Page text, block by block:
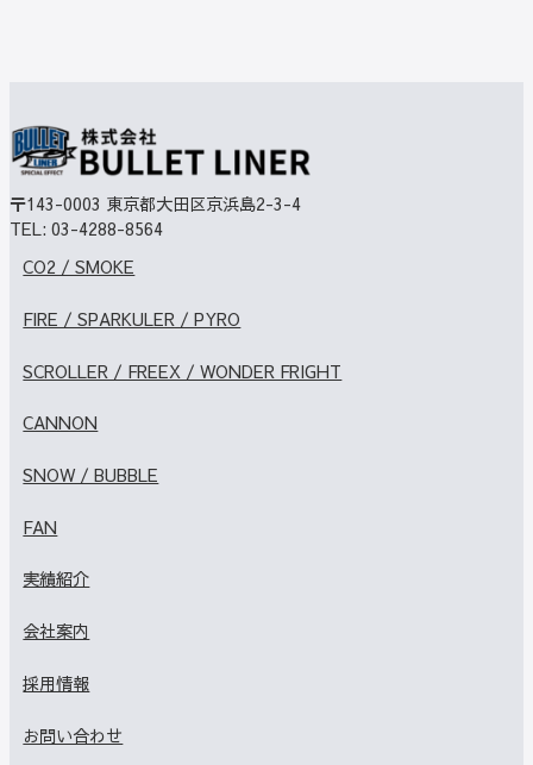
〒143-0003 東京都大田区京浜島2-3-4
TEL: 03-4288-8564
CO2 / SMOKE
FIRE / SPARKULER / PYRO
SCROLLER / FREEX / WONDER FRIGHT
CANNON
SNOW / BUBBLE
FAN
実績紹介
会社案内
採用情報
お問い合わせ